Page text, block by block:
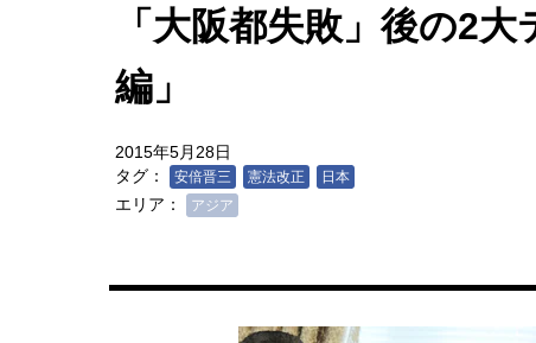
「大阪都失敗」後の2
編」
2015年5月28日
タグ：
安倍晋三 憲法改正 日本
エリア： アジア